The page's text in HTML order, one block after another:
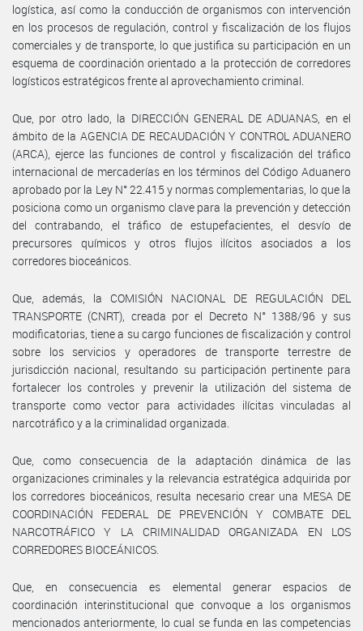
logística, así como la conducción de organismos con intervención
en los procesos de regulación, control y fiscalización de los flujos
comerciales y de transporte, lo que justifica su participación en un
esquema de coordinación orientado a la protección de corredores
logísticos estratégicos frente al aprovechamiento criminal.
Que, por otro lado, la DIRECCIÓN GENERAL DE ADUANAS, en el
ámbito de la AGENCIA DE RECAUDACIÓN Y CONTROL ADUANERO
(ARCA), ejerce las funciones de control y fiscalización del tráfico
internacional de mercaderías en los términos del Código Aduanero
aprobado por la Ley N° 22.415 y normas complementarias, lo que la
posiciona como un organismo clave para la prevención y detección
del contrabando, el tráfico de estupefacientes, el desvío de
precursores químicos y otros flujos ilícitos asociados a los
corredores bioceánicos.
Que, además, la COMISIÓN NACIONAL DE REGULACIÓN DEL
TRANSPORTE (CNRT), creada por el Decreto N° 1388/96 y sus
modificatorias, tiene a su cargo funciones de fiscalización y control
sobre los servicios y operadores de transporte terrestre de
jurisdicción nacional, resultando su participación pertinente para
fortalecer los controles y prevenir la utilización del sistema de
transporte como vector para actividades ilícitas vinculadas al
narcotráfico y a la criminalidad organizada.
Que, como consecuencia de la adaptación dinámica de las
organizaciones criminales y la relevancia estratégica adquirida por
los corredores bioceánicos, resulta necesario crear una MESA DE
COORDINACIÓN FEDERAL DE PREVENCIÓN Y COMBATE DEL
NARCOTRÁFICO Y LA CRIMINALIDAD ORGANIZADA EN LOS
CORREDORES BIOCEÁNICOS.
Que, en consecuencia es elemental generar espacios de
coordinación interinstitucional que convoque a los organismos
mencionados anteriormente, lo cual se funda en las competencias